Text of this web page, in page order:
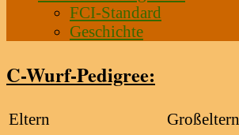
FCI-Standard
Geschichte
C-Wurf-Pedigree:
Eltern Großeltern